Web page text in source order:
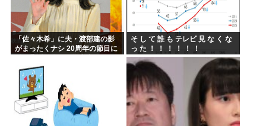
「佐々木希」に夫・渡部建の影
がまったくナシ 20周年の節目に
そ し て 誰 も テレビ 見 な く な
っ た ！ ！ ！ ！ ！ ！